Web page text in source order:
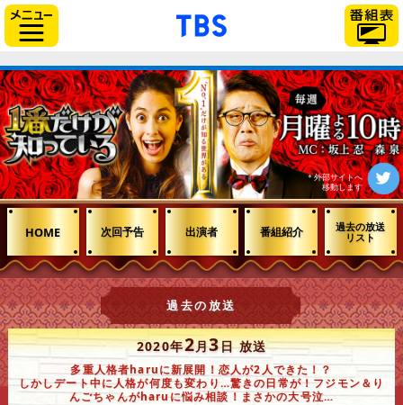
「TBSテレビ」トップペー
＊外部サイトへ
移動します
HOME 次回予告 出演者 番組紹介
過去の放送
リスト
過去の放送
2020年2月3日 放送
多重人格者haruに新展開！恋人が2人できた！？
しかしデート中に人格が何度も変わり…驚きの日常が！フジモン＆り
んごちゃんがharuに悩み相談！まさかの大号泣…